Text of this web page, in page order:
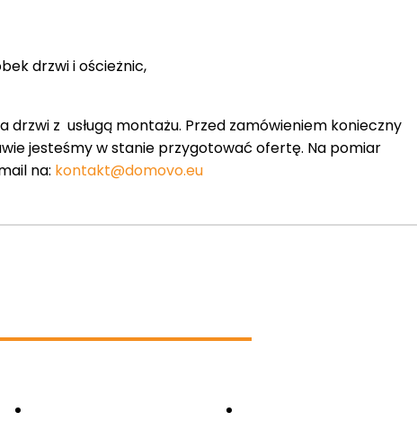
drzwi i ościeżnic,
z usługą montażu. Przed zamówieniem konieczny
jesteśmy w stanie przygotować ofertę. Na pomiar
na: kontakt@domovo.eu